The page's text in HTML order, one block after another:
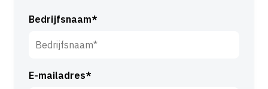
r
m
c
r
Bedrijfsnaam*
E-mailadres*